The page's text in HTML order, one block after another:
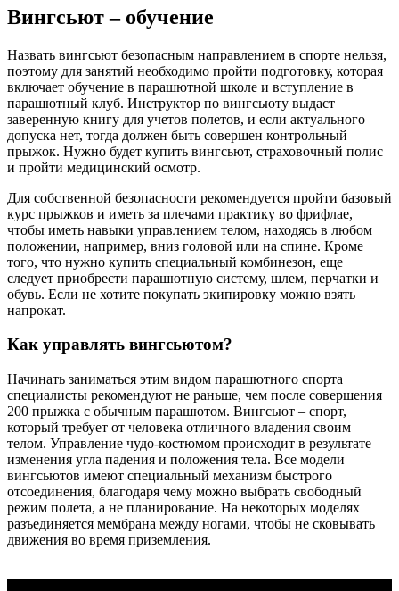
Вингсьют – обучение
Назвать вингсьют безопасным направлением в спорте нельзя,
поэтому для занятий необходимо пройти подготовку, которая
включает обучение в парашютной школе и вступление в
парашютный клуб. Инструктор по вингсьюту выдаст
заверенную книгу для учетов полетов, и если актуального
допуска нет, тогда должен быть совершен контрольный
прыжок. Нужно будет купить вингсьют, страховочный полис
и пройти медицинский осмотр.
Для собственной безопасности рекомендуется пройти базовый
курс прыжков и иметь за плечами практику во фрифлае,
чтобы иметь навыки управлением телом, находясь в любом
положении, например, вниз головой или на спине. Кроме
того, что нужно купить специальный комбинезон, еще
следует приобрести парашютную систему, шлем, перчатки и
обувь. Если не хотите покупать экипировку можно взять
напрокат.
Как управлять вингсьютом?
Начинать заниматься этим видом парашютного спорта
специалисты рекомендуют не раньше, чем после совершения
200 прыжка с обычным парашютом. Вингсьют – спорт,
который требует от человека отличного владения своим
телом. Управление чудо-костюмом происходит в результате
изменения угла падения и положения тела. Все модели
вингсьютов имеют специальный механизм быстрого
отсоединения, благодаря чему можно выбрать свободный
режим полета, а не планирование. На некоторых моделях
разъединяется мембрана между ногами, чтобы не сковывать
движения во время приземления.